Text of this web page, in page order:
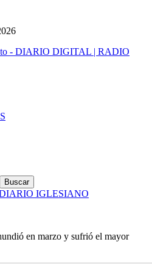
- DIARIO DIGITAL | RADIO
en marzo y sufrió el mayor